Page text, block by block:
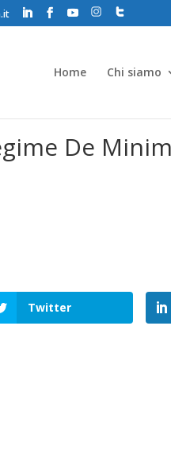
Home Chi siamo
De
Twitter